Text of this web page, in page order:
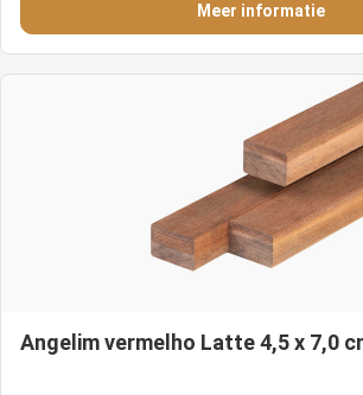
Meer informatie
Angelim vermelho Latte 4,5 x 7,0